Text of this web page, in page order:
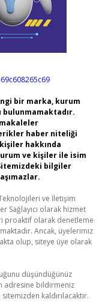
bir marka, kurum
bulunmamaktadır.
makaleler
haber niteliği
hakkında
ve kişiler ile isim
bilgiler
ve İletişim
Sağlayıcı olarak hizmet
proaktif olarak denetleme
Ancak, üyelerimiz
olup, siteye üye olarak
düşündüğünüz
adresine bildirmeniz
kaldırılacaktır.